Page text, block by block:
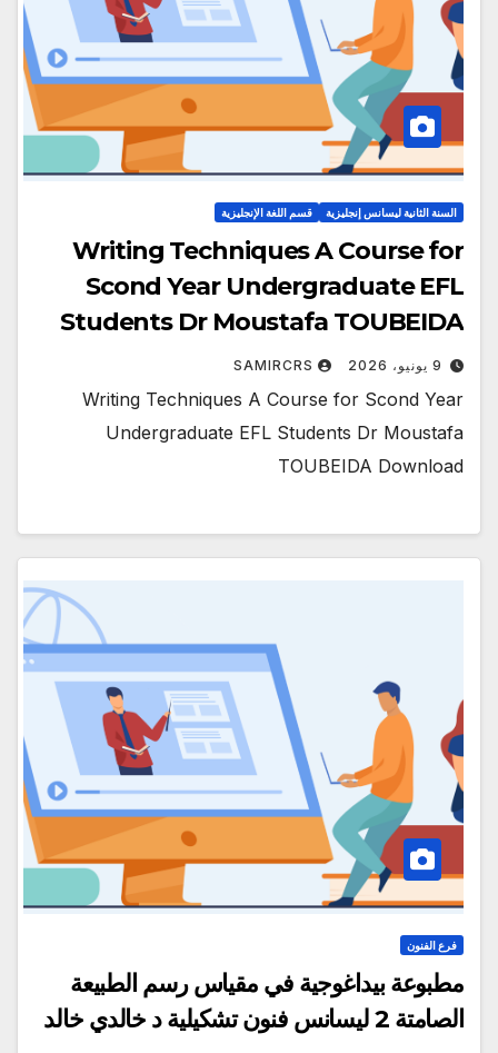
السنة الثانية ليسانس إنجليزية قسم اللغة الإنجليزية
Writing Techniques A Course for
Scond Year Undergraduate EFL
Students Dr Moustafa TOUBEIDA
9 يونيو، 2026 SAMIRCRS
Writing Techniques A Course for Scond Year
Undergraduate EFL Students Dr Moustafa
TOUBEIDA Download
فرع الفنون
مطبوعة بيداغوجية في مقياس رسم الطبيعة
الصامتة 2 ليسانس فنون تشكيلية د خالدي خالد